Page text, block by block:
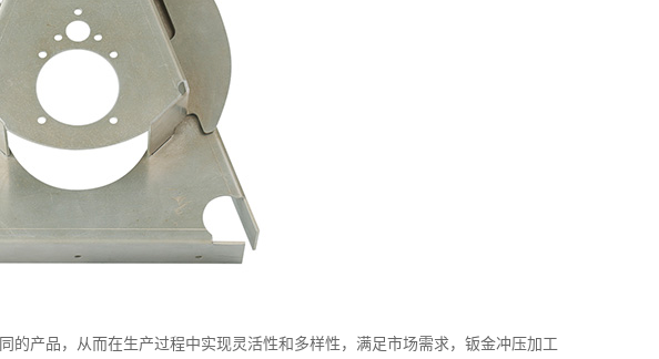
的产品，从而在生产过程中实现灵活性和多样性，满足市场需求，钣金冲压加工